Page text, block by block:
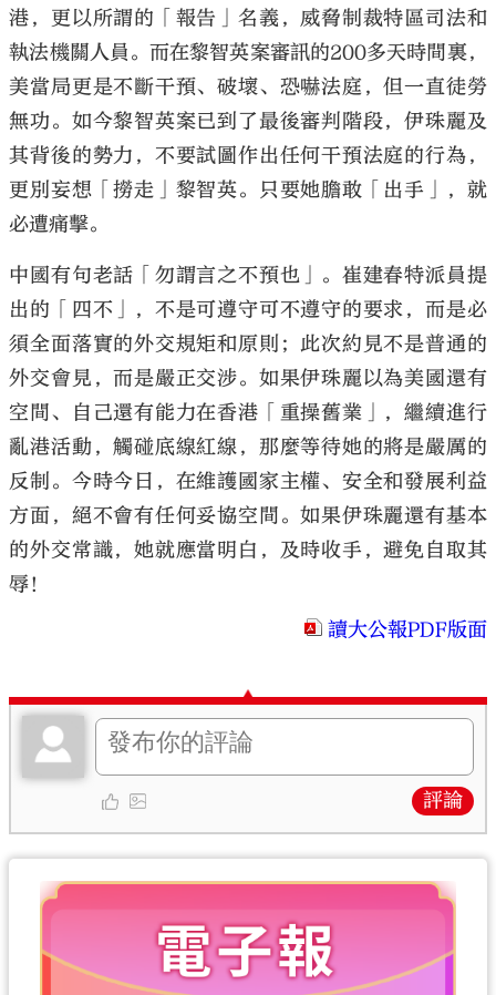
港，更以所謂的「報告」名義，威脅制裁特區司法和
執法機關人員。而在黎智英案審訊的200多天時間裏，
美當局更是不斷干預、破壞、恐嚇法庭，但一直徒勞
無功。如今黎智英案已到了最後審判階段，伊珠麗及
其背後的勢力，不要試圖作出任何干預法庭的行為，
更別妄想「撈走」黎智英。只要她膽敢「出手」，就
必遭痛擊。
中國有句老話「勿謂言之不預也」。崔建春特派員提
出的「四不」，不是可遵守可不遵守的要求，而是必
須全面落實的外交規矩和原則；此次約見不是普通的
外交會見，而是嚴正交涉。如果伊珠麗以為美國還有
空間、自己還有能力在香港「重操舊業」，繼續進行
亂港活動，觸碰底線紅線，那麼等待她的將是嚴厲的
反制。今時今日，在維護國家主權、安全和發展利益
方面，絕不會有任何妥協空間。如果伊珠麗還有基本
的外交常識，她就應當明白，及時收手，避免自取其
辱！
讀大公報PDF版面
評論